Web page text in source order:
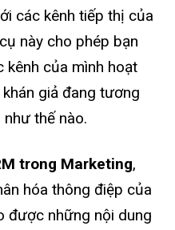
các kênh tiếp thị của
này cho phép bạn
của mình hoạt
giả đang tương
thế nào.
trong Marketing,
hóa thông điệp của
được những nội dung